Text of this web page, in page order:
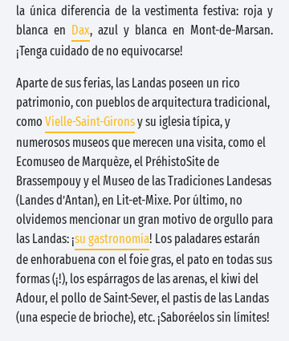
la única diferencia de la vestimenta festiva: roja y
blanca en Dax, azul y blanca en Mont-de-Marsan.
¡Tenga cuidado de no equivocarse!
Aparte de sus ferias, las Landas poseen un rico
patrimonio, con pueblos de arquitectura tradicional,
como Vielle-Saint-Gironsy su iglesia típica, y
numerosos museos que merecen una visita, como el
Ecomuseo de Marquèze, el PréhistoSite de
Brassempouy y el Museo de las Tradiciones Landesas
(Landes d’Antan), en Lit-et-Mixe. Por último, no
olvidemos mencionar un gran motivo de orgullo para
las Landas: ¡su gastronomía! Los paladares estarán
de enhorabuena con el foie gras, el pato en todas sus
formas (¡!), los espárragos de las arenas, el kiwi del
Adour, el pollo de Saint-Sever, el pastis de las Landas
(una especie de brioche), etc. ¡Saboréelos sin límites!